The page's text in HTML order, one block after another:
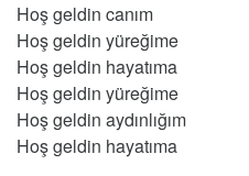
Hoş geldin canım
Hoş geldin yüreğime
Hoş geldin hayatıma
Hoş geldin yüreğime
Hoş geldin aydınlığım
Hoş geldin hayatıma